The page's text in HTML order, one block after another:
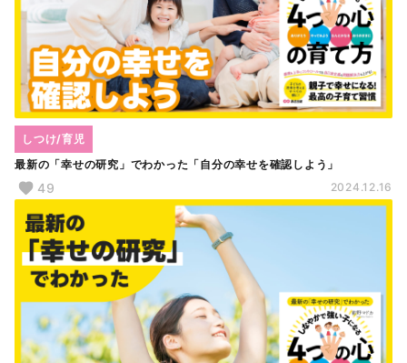
最新の「幸せの研究」でわかった「自分の幸せを確認しよう」
しつけ/育児
49 2024.12.16